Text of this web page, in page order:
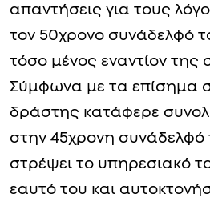
απαντήσεις για τους
τον 50χρονο συνάδελφό
τόσο μένος εναντίον της
Σύμφωνα με τα επίσημα
δράστης κατάφερε
στην 45χρονη συνάδελφό
στρέψει το υπηρεσιακό
εαυτό του και